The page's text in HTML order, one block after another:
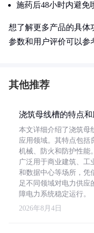
施药后48小时内避免
想了解更多产品的具体
参数和用户评价可以参
其他推荐
浇筑母线槽的特点
本文详细介绍了浇筑母
应用领域。其特点包括
机械、防火和防护性能
广泛用于商业建筑、工
和数据中心等场所，凭
足不同领域对电力供应
障电力系统稳定运行。
2026年8月4日